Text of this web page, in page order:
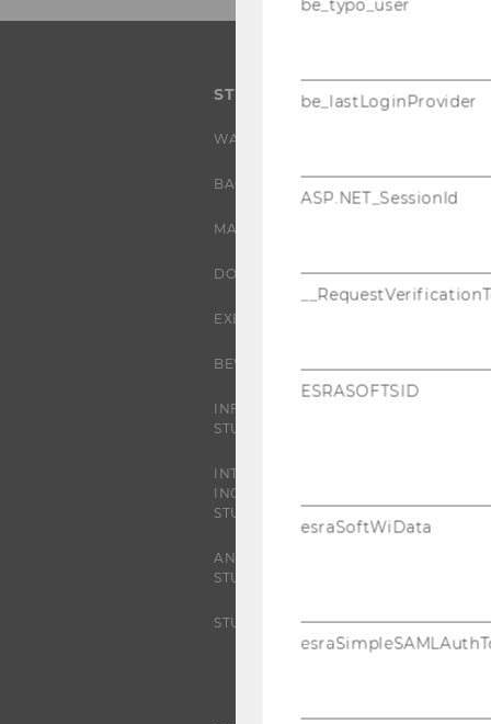
STUDIUM
WARUM WU?
BACHELOR
MASTER
DOKTORAT / PHD
EXECUTIVE EDUCATION
BEWERBUNG UND ZULASSUNG
INFORMATIONEN FÜR
STUDIERENDE
INTERNATIONALE UND
INCOMING EXCHANGE
STUDIERENDE
ANGEBOTE FÜR SCHULEN UND
STUDIENINTERESSIERTE
STUDENT CLUBS
be_typo_user
be_lastLoginProvider
ASP.NET_SessionId
ESRASOFTSID
esraSoftWiData